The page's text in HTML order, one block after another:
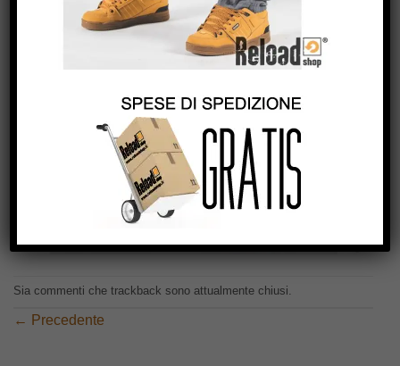
Sia commenti che trackback sono attualmente chiusi.
← Precedente